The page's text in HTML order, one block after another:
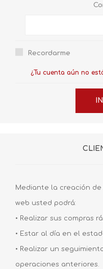
Recordarme
¿Tu cuenta aún no
Mediante la creación
web usted podrá:
• Realizar sus compras
• Estar al día en el
• Realizar un
operaciones anteriores.